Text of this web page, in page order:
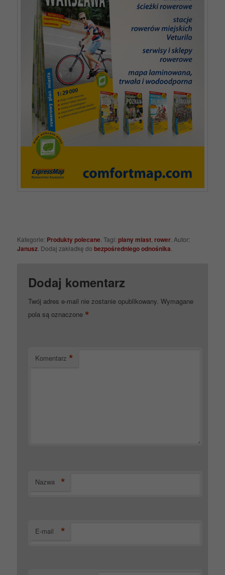
Kategorie: Produkty polecane . Tagi:plany miast rower . Autor:
Janusz . Dodaj zakładkę dobezpośredniego odnośnika
Dodaj komentarz
Twój adres e-mail nie zostanie opublikowany. Wymagane
pola są oznaczone *
Komentarz *
Nazwa *
E-mail *